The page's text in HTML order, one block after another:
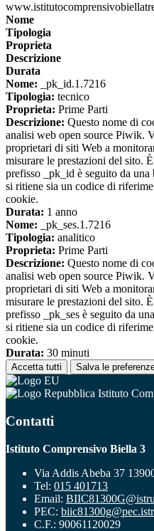
Nome
Tipologia
Proprieta
Descrizione
Durata
Nome: _pk_id.1.7216
Tipologia: tecnico
Proprieta: Prime Parti
Descrizione: Questo nome di
analisi web open source Piwik.
proprietari di siti Web a
misurare le prestazioni del sito.
prefisso _pk_id è seguito da
si ritiene sia un codice di
cookie.
Durata: 1 anno
Nome: _pk_ses.1.7216
Tipologia: analitico
Proprieta: Prime Parti
Descrizione: Questo nome di
analisi web open source Piwik.
proprietari di siti Web a
misurare le prestazioni del sito.
prefisso _pk_ses è seguito da
si ritiene sia un codice di
cookie.
Durata: 30 minuti
Accetta tutti Salva le
Istituto
Contatti
Istituto Comprensivo Biella 3
Via Addis Abeba 37
Tel: 015 401713
Email:
PEC:
C.F.: 90061120029